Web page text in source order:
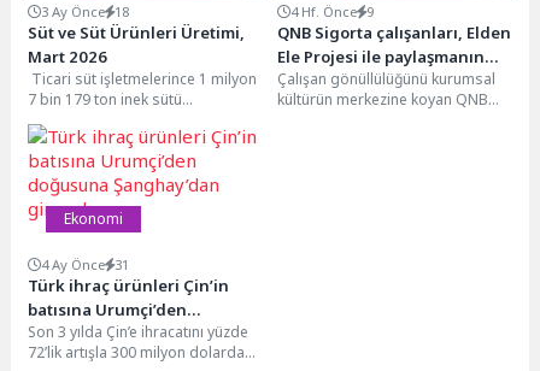
3 Ay Önce 18
Süt ve Süt Ürünleri Üretimi,
Mart 2026
Ticari süt işletmelerince 1 milyon
7 bin 179 ton inek sütü
toplandıTicari süt işletmeleri
tarafından...
4 Hf. Önce 9
QNB Sigorta çalışanları, Elden
Ele Projesi ile paylaşmanın
gücünü büyütüyor
Çalışan gönüllülüğünü kurumsal
kültürün merkezine koyan QNB
Ekonomi
4 Ay Önce 31
Türk ihraç ürünleri Çin’in
batısına Urumçi’den
doğusuna Şanghay’dan
girecek
Son 3 yılda Çin’e ihracatını yüzde
72’lik artışla 300 milyon dolardan